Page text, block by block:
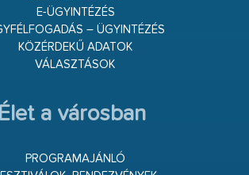
E-ÜGYINTÉZÉS
– ÜGYINTÉZÉS
KÖZÉRDEKŰ ADATOK
VÁLASZTÁSOK
Élet a városban
PROGRAMAJÁNLÓ